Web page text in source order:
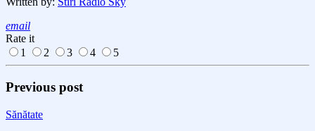
email
Rate it
1
2 3 4 5
Previous post
Sănătate